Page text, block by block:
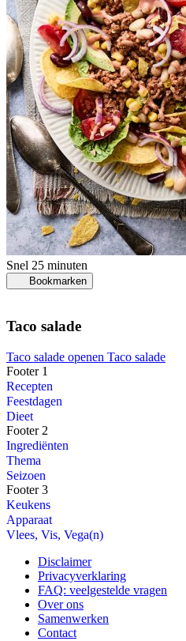
Snel 25 minuten
Bookmarken
Taco salade
Taco salade openen Taco salade
Footer 1
Recepten
Feestdagen
Dieet
Footer 2
Ingrediënten
Thema
Seizoen
Footer 3
Keukens
Apparaat
Vlees, Vis, Vega(n)
Disclaimer
Privacyverklaring
FAQ: veelgestelde vragen
Over ons
Samenwerken
Contact